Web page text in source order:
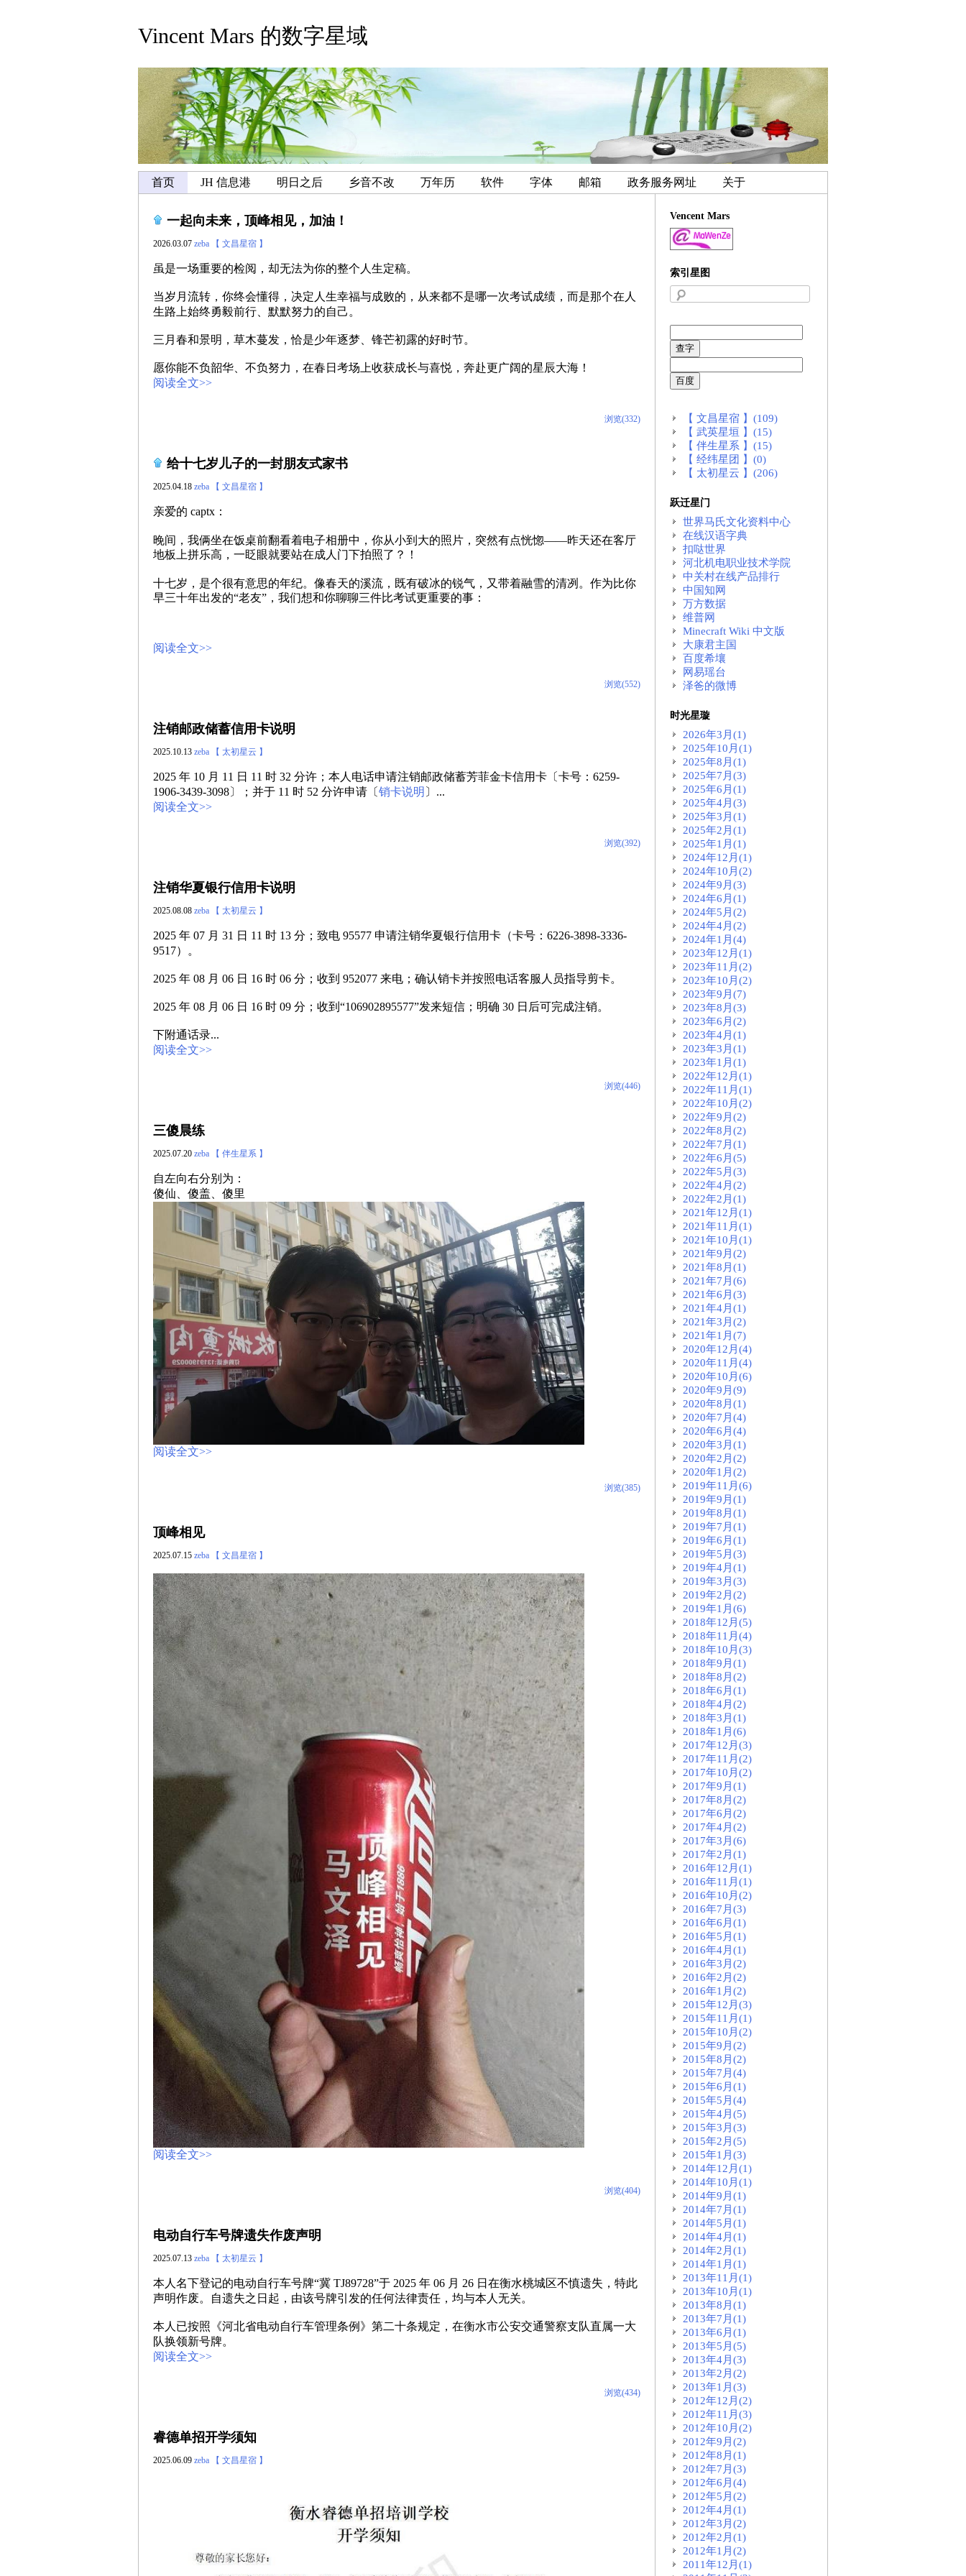
Vincent Mars 的数字星域
首页 JH 信息港 明日之后 乡音不改 万年历 软件 字体 邮箱 政务服务网址 关于
一起向未来，顶峰相见，加油！
2026.03.07 zeba 【 文昌星宿 】
虽是一场重要的检阅，却无法为你的整个人生定稿。
当岁月流转，你终会懂得，决定人生幸福与成败的，从来都不是哪一次考试成绩，而是那个在人
生路上始终勇毅前行、默默努力的自己。
三月春和景明，草木蔓发，恰是少年逐梦、锋芒初露的好时节。
愿你能不负韶华、不负努力，在春日考场上收获成长与喜悦，奔赴更广阔的星辰大海！
阅读全文>>
浏览(332)
给十七岁儿子的一封朋友式家书
2025.04.18 zeba 【 文昌星宿 】
亲爱的 captx：
晚间，我俩坐在饭桌前翻看着电子相册中，你从小到大的照片，突然有点恍惚——昨天还在客厅
地板上拼乐高，一眨眼就要站在成人门下拍照了？！
十七岁，是个很有意思的年纪。像春天的溪流，既有破冰的锐气，又带着融雪的清冽。作为比你
早三十年出发的“老友”，我们想和你聊聊三件比考试更重要的事：
阅读全文>>
浏览(552)
注销邮政储蓄信用卡说明
2025.10.13 zeba 【 太初星云 】
2025 年 10 月 11 日 11 时 32 分许；本人电话申请注销邮政储蓄芳菲金卡信用卡〔卡号：6259-
1906-3439-3098〕；并于 11 时 52 分许申请〔销卡说明 〕...
阅读全文>>
浏览(392)
注销华夏银行信用卡说明
2025.08.08 zeba 【 太初星云 】
2025 年 07 月 31 日 11 时 13 分；致电 95577 申请注销华夏银行信用卡（卡号：6226-3898-3336-
9517）。
2025 年 08 月 06 日 16 时 06 分；收到 952077 来电；确认销卡并按照电话客服人员指导剪卡。
2025 年 08 月 06 日 16 时 09 分；收到“106902895577”发来短信；明确 30 日后可完成注销。
下附通话录...
阅读全文>>
浏览(446)
三傻晨练
2025.07.20 zeba 【 伴生星系 】
自左向右分别为：
傻仙、傻盖、傻里
阅读全文>>
浏览(385)
顶峰相见
2025.07.15 zeba 【 文昌星宿 】
阅读全文>>
浏览(404)
电动自行车号牌遗失作废声明
2025.07.13 zeba 【 太初星云 】
本人名下登记的电动自行车号牌“冀 TJ89728”于 2025 年 06 月 26 日在衡水桃城区不慎遗失，特此
声明作废。自遗失之日起，由该号牌引发的任何法律责任，均与本人无关。
本人已按照《河北省电动自行车管理条例》第二十条规定，在衡水市公安交通警察支队直属一大
队换领新号牌。
阅读全文>>
浏览(434)
睿德单招开学须知
2025.06.09 zeba 【 文昌星宿 】
Vencent Mars
索引星图
【 文昌星宿 】(109)
【 武英星垣 】(15)
【 伴生星系 】(15)
【 经纬星团 】(0)
【 太初星云 】(206)
跃迁星门
世界马氏文化资料中心
在线汉语字典
扣哒世界
河北机电职业技术学院
中关村在线产品排行
中国知网
万方数据
维普网
Minecraft Wiki 中文版
大康君主国
百度希壤
网易瑶台
泽爸的微博
时光星璇
2026年3月(1)
2025年10月(1)
2025年8月(1)
2025年7月(3)
2025年6月(1)
2025年4月(3)
2025年3月(1)
2025年2月(1)
2025年1月(1)
2024年12月(1)
2024年10月(2)
2024年9月(3)
2024年6月(1)
2024年5月(2)
2024年4月(2)
2024年1月(4)
2023年12月(1)
2023年11月(2)
2023年10月(2)
2023年9月(7)
2023年8月(3)
2023年6月(2)
2023年4月(1)
2023年3月(1)
2023年1月(1)
2022年12月(1)
2022年11月(1)
2022年10月(2)
2022年9月(2)
2022年8月(2)
2022年7月(1)
2022年6月(5)
2022年5月(3)
2022年4月(2)
2022年2月(1)
2021年12月(1)
2021年11月(1)
2021年10月(1)
2021年9月(2)
2021年8月(1)
2021年7月(6)
2021年6月(3)
2021年4月(1)
2021年3月(2)
2021年1月(7)
2020年12月(4)
2020年11月(4)
2020年10月(6)
2020年9月(9)
2020年8月(1)
2020年7月(4)
2020年6月(4)
2020年3月(1)
2020年2月(2)
2020年1月(2)
2019年11月(6)
2019年9月(1)
2019年8月(1)
2019年7月(1)
2019年6月(1)
2019年5月(3)
2019年4月(1)
2019年3月(3)
2019年2月(2)
2019年1月(6)
2018年12月(5)
2018年11月(4)
2018年10月(3)
2018年9月(1)
2018年8月(2)
2018年6月(1)
2018年4月(2)
2018年3月(1)
2018年1月(6)
2017年12月(3)
2017年11月(2)
2017年10月(2)
2017年9月(1)
2017年8月(2)
2017年6月(2)
2017年4月(2)
2017年3月(6)
2017年2月(1)
2016年12月(1)
2016年11月(1)
2016年10月(2)
2016年7月(3)
2016年6月(1)
2016年5月(1)
2016年4月(1)
2016年3月(2)
2016年2月(2)
2016年1月(2)
2015年12月(3)
2015年11月(1)
2015年10月(2)
2015年9月(2)
2015年8月(2)
2015年7月(4)
2015年6月(1)
2015年5月(4)
2015年4月(5)
2015年3月(3)
2015年2月(5)
2015年1月(3)
2014年12月(1)
2014年10月(1)
2014年9月(1)
2014年7月(1)
2014年5月(1)
2014年4月(1)
2014年2月(1)
2014年1月(1)
2013年11月(1)
2013年10月(1)
2013年8月(1)
2013年7月(1)
2013年6月(1)
2013年5月(5)
2013年4月(3)
2013年2月(2)
2013年1月(3)
2012年12月(2)
2012年11月(3)
2012年10月(2)
2012年9月(2)
2012年8月(1)
2012年7月(3)
2012年6月(4)
2012年5月(2)
2012年4月(1)
2012年3月(2)
2012年2月(1)
2012年1月(2)
2011年12月(1)